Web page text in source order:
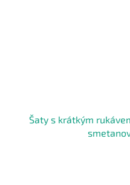
Šaty s krátkým